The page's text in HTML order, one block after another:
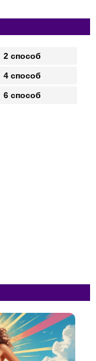
2 способ
4 способ
6 способ